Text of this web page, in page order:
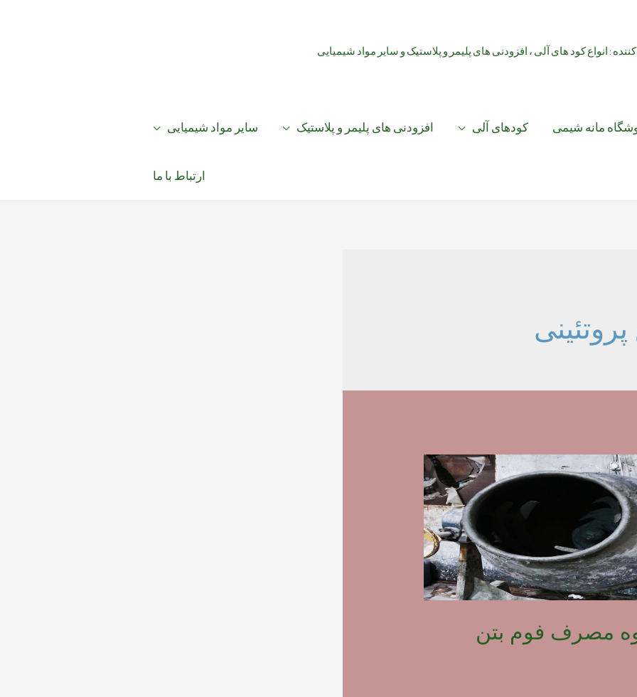
کننده : انواع کود های آلی ، افزودنی های پلیمر و پلاستیک و سایر مواد شیمیایی
مانه شیمی کودهای آلی افزودنی های پلیمر و پلاستیک سایر مواد شیمیایی
ارتباط با ما
مصرف فوم بتن